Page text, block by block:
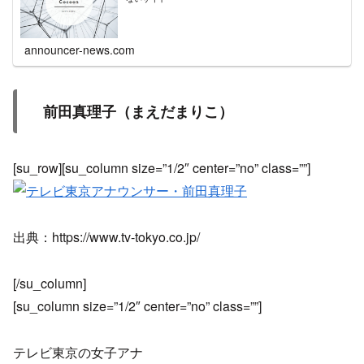
announcer-news.com
前田真理子（まえだまりこ）
[su_row][su_column size=”1/2″ center=”no” class=””]
出典：https://www.tv-tokyo.co.jp/
[/su_column]
[su_column size=”1/2″ center=”no” class=””]
テレビ東京の女子アナ